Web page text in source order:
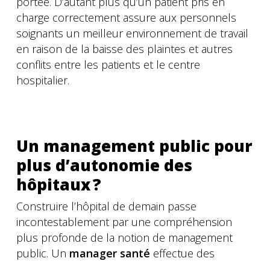
charge correctement assure aux personnels
soignants un meilleur environnement de travail
en raison de la baisse des plaintes et autres
conflits entre les patients et le centre
hospitalier.
Un management public pour
plus d’autonomie des
hôpitaux ?
Construire l’hôpital de demain passe
incontestablement par une compréhension
plus profonde de la notion de management
public. Un manager santé effectue des